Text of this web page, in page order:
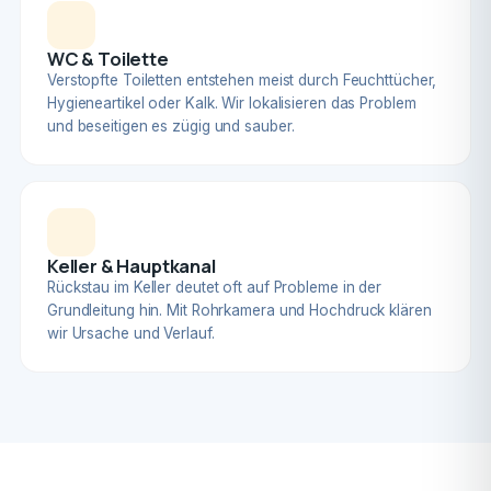
WC & Toilette
Verstopfte Toiletten entstehen meist durch Feuchttücher,
Hygieneartikel oder Kalk. Wir lokalisieren das Problem
und beseitigen es zügig und sauber.
Keller & Hauptkanal
Rückstau im Keller deutet oft auf Probleme in der
Grundleitung hin. Mit Rohrkamera und Hochdruck klären
wir Ursache und Verlauf.